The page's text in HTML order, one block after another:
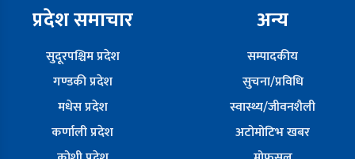
प्रदेश समाचार
सुदूरपश्चिम प्रदेश
गण्डकी प्रदेश
मधेस प्रदेश
कर्णाली प्रदेश
अन्य
सम्पादकीय
सुचना/प्रविधि
स्वास्थ्य/जीवनशैली
अटोमोटिभ खबर